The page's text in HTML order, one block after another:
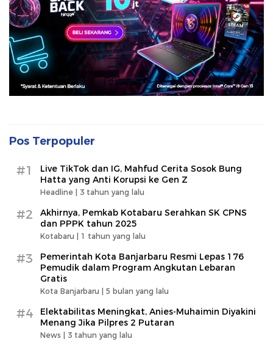
Pos Terpopuler
#1
Live TikTok dan IG, Mahfud Cerita Sosok Bung
Hatta yang Anti Korupsi ke Gen Z
Headline | 3 tahun yang lalu
#2
Akhirnya, Pemkab Kotabaru Serahkan SK CPNS
dan PPPK tahun 2025
Kotabaru | 1 tahun yang lalu
#3
Pemerintah Kota Banjarbaru Resmi Lepas 176
Pemudik dalam Program Angkutan Lebaran
Gratis
Kota Banjarbaru | 5 bulan yang lalu
#4
Elektabilitas Meningkat, Anies-Muhaimin Diyakini
Menang Jika Pilpres 2 Putaran
News | 3 tahun yang lalu